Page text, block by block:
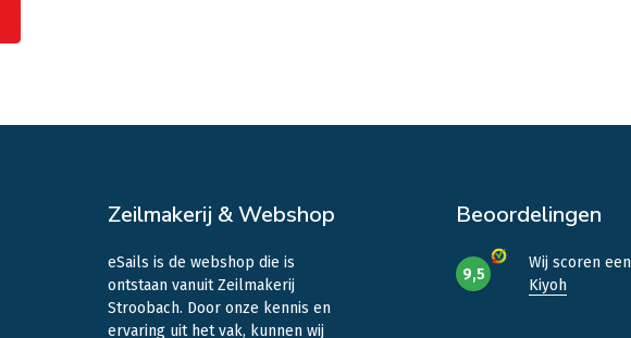
Zeilmakerij & Webshop
eSails is de webshop die is
ontstaan vanuit Zeilmakerij
Stroobach. Door onze kennis en
ervaring uit het vak, kunnen wij
Beoordelingen
9,5
Wij scoren een
Kiyoh